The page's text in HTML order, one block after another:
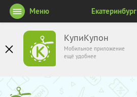
КупиКупон
Мобильное приложение
ещё удобнее
Меню Екатеринбург